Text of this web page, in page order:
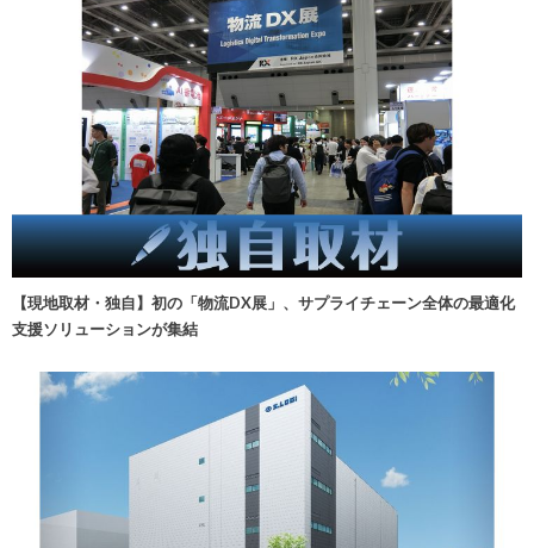
【現地取材・独自】初の「物流DX展」、サプライチェーン全体の最適化
支援ソリューションが集結